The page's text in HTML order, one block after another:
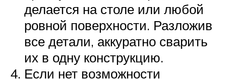
делается на столе или любой
ровной поверхности. Разложив
все детали, аккуратно сварить
их в одну конструкцию.
Если нет возможности